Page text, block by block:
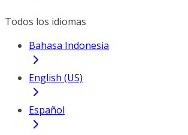
Todos los idiomas
Bahasa Indonesia
English (US)
Español